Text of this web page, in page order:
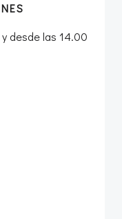
desde las 14.00